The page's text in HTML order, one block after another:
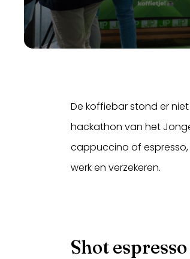
De koffiebar stond er
hackathon van het
cappuccino of
werk en verzekeren.
Shot